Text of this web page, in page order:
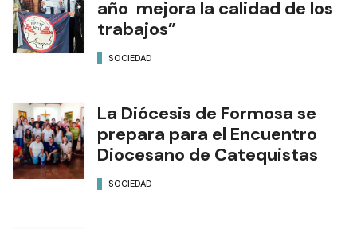
Aráoz aseguró que “año a
año mejora la calidad de los
trabajos”
La Diócesis de Formosa se
prepara para el Encuentro
Diocesano de Catequistas